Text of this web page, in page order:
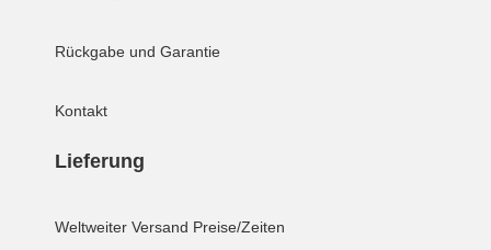
Rückgabe und Garantie
Kontakt
Lieferung
Weltweiter Versand Preise/Zeiten